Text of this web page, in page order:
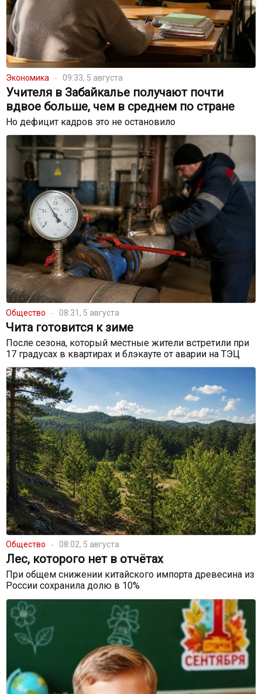
Экономика 09:33, 5 августа
Учителя в Забайкалье получают почти
вдвое больше, чем в среднем по стране
Но дефицит кадров это не остановило
Общество 08:31, 5 августа
Чита готовится к зиме
После сезона, который местные жители встретили при
17 градусах в квартирах и блэкауте от аварии на ТЭЦ
Общество 08:02, 5 августа
Лес, которого нет в отчётах
При общем снижении китайского импорта древесина из
России сохранила долю в 10%